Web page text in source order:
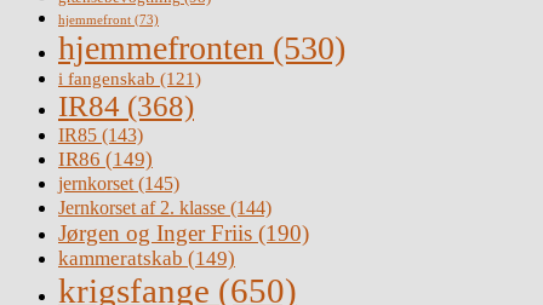
hjemmefront (73)
hjemmefronten (530)
i fangenskab (121)
IR84 (368)
IR85 (143)
IR86 (149)
jernkorset(145)
Jernkorset af 2. klasse (144)
Jørgen og Inger Friis (190)
kammeratskab (149)
krigsfange (650)